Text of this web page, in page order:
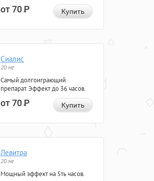
от 70Р Купить
Сиалис
20 мг
Самый долгоиграющий
препарат. Эффект до 36 часов.
от 70Р Купить
Левитра
20 мг
Мощный эффект на 5ть часов.